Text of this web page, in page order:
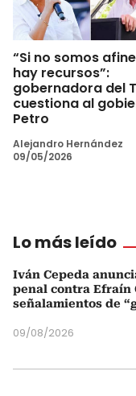
“Si no somos
hay recursos”:
gobernadora del
cuestiona al
Petro
Alejandro Hernández
09/05/2026
Lo más leído
Iván Cepeda
penal contra Efraín
señalamientos de
09/08/2026